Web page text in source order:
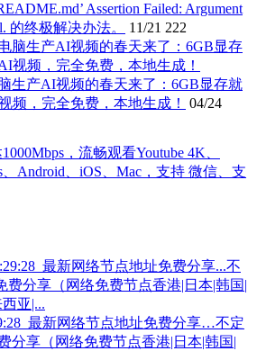
Assertion Failed: Argument
的终极解决办法。
11/21 222
脑生产AI视频的春天来了：6GB显存就
频，完全免费，本地生成！
04/24
最新网络节点地址免费分享…不定
享（网络免费节点香港|日本|韩国|